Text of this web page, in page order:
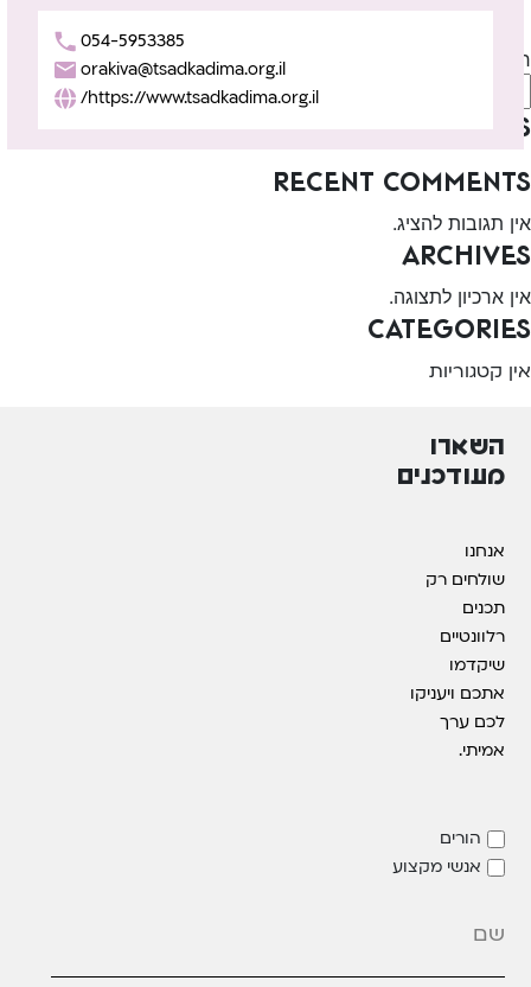
054-5953385
orakiva@tsadkadima.org.il
https://www.tsadkadima.org.il/
צעד קדימה – מעון יום חינוכי-שיקומי, אילת
חיפוש
חיפוש
Recent Posts
Recent Comments
אין תגובות להציג.
Archives
אין ארכיון לתצוגה.
Categories
אין קטגוריות
השארו
מעודכנים
אנחנו
שולחים רק
תכנים
רלוונטיים
שיקדמו
אתכם ויעניקו
לכם ערך
אמיתי.
הורים
אנשי מקצוע